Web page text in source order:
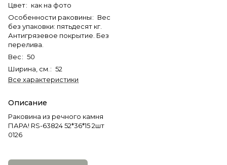
Цвет: как на фото
Особенности раковины: Вес
без упаковки: пятьдесят кг.
Антигрязевое покрытие. Без
перелива.
Вес: 50
Ширина, см. : 52
Все характеристики
Описание
Раковина из речного камня
ПАРА! RS-63824 52*36*15 2шт
0126